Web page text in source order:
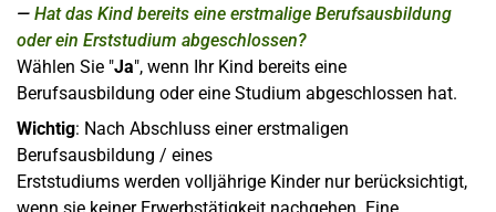
Hat das Kind bereits eine erstmalige Berufsausbildung
oder ein Erststudium abgeschlossen?
Wählen Sie "Ja", wenn Ihr Kind bereits eine
Berufsausbildung oder eine Studium abgeschlossen hat.
Wichtig: Nach Abschluss einer erstmaligen
Berufsausbildung / eines
Erststudiums werden volljährige Kinder nur berücksichtigt,